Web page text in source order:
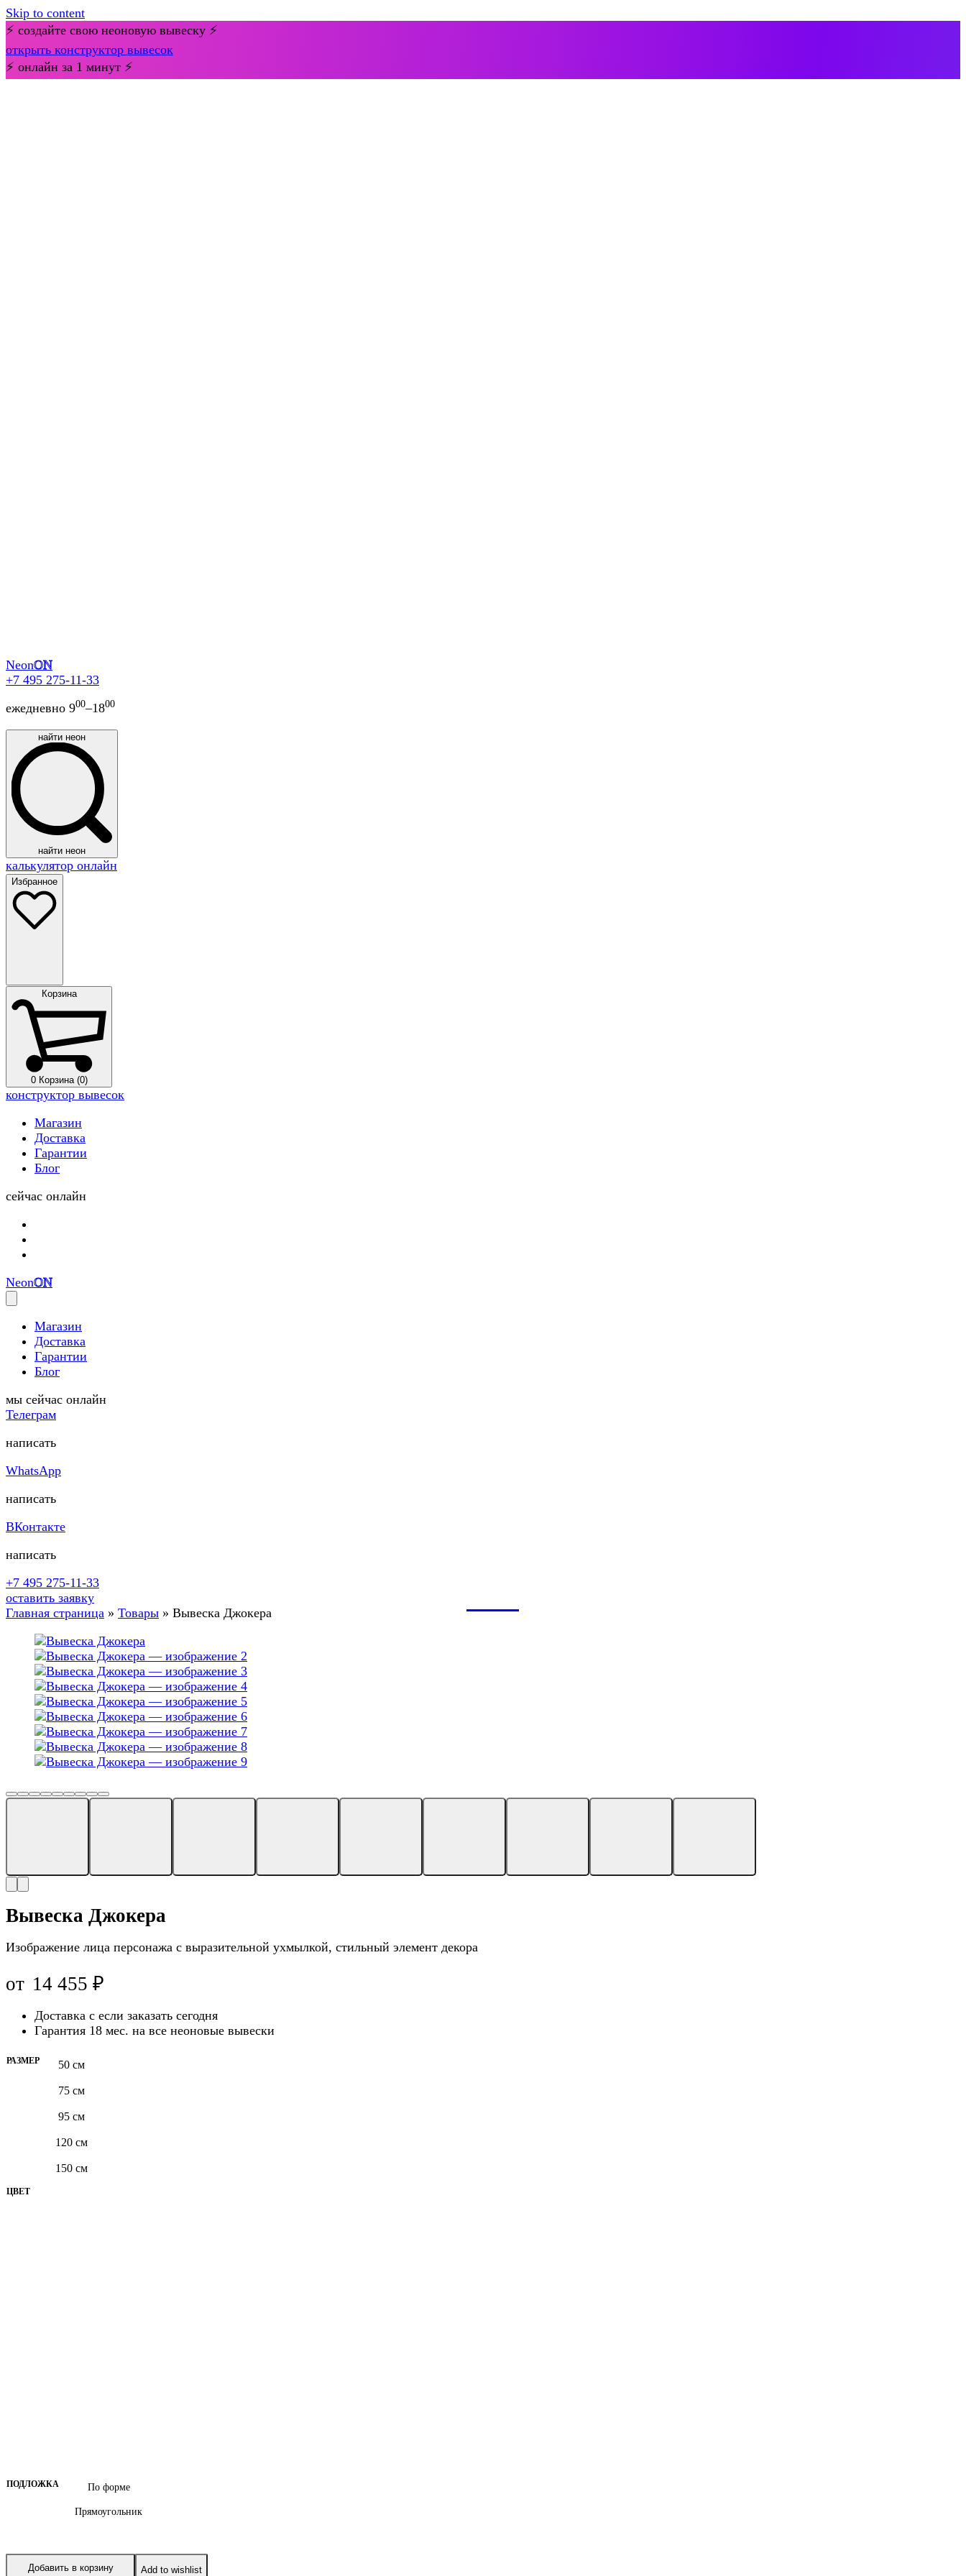
Skip to content
⚡ создайте свою неоновую вывеску ⚡
открыть конструктор вывесок
⚡ онлайн за 1 минут ⚡
NeonON
+7 495 275-11-33
ежедневно 900–1800
найти неон
найти неон
калькулятор онлайн
Избранное
Корзина
0 Корзина (0)
конструктор вывесок
Магазин
Доставка
Гарантии
Блог
сейчас онлайн
NeonON
Магазин
Доставка
Гарантии
Блог
мы сейчас онлайн
Телеграм
написать
WhatsApp
написать
ВКонтакте
написать
+7 495 275-11-33
оставить заявку
Главная страница » Товары » Вывеска Джокера
Вывеска Джокера
Изображение лица персонажа с выразительной ухмылкой, стильный элемент декора
от 14 455 ₽
Доставка с если заказать сегодня
Гарантия 18 мес. на все неоновые вывески
РАЗМЕР 50 см
75 см
95 см
120 см
150 см
ЦВЕТ
ПОДЛОЖКА По форме
Прямоугольник
Добавить в корзину Add to wishlist